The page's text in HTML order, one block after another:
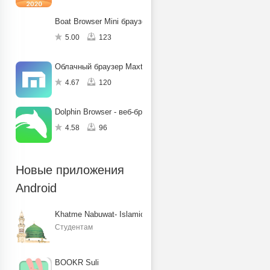
Boat Browser Mini браузер
5.00 123
Облачный браузер Maxthon
4.67 120
Dolphin Browser - веб-браузер
4.58 96
Новые приложения
Android
Khatme Nabuwat- Islamic Books
Студентам
BOOKR Suli